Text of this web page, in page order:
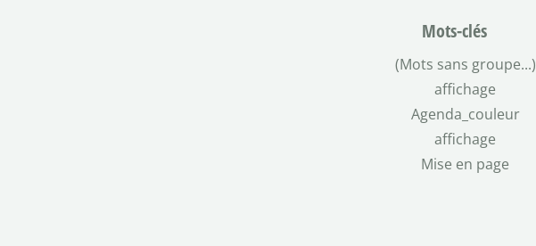
Mots-clés
(Mots sans groupe...)
affichage
Agenda_couleur
affichage
Mise en page